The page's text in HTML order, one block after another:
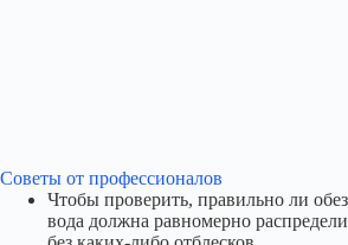
Советы от профессионалов
Чтобы проверить, правильно ли
вода должна равномерно